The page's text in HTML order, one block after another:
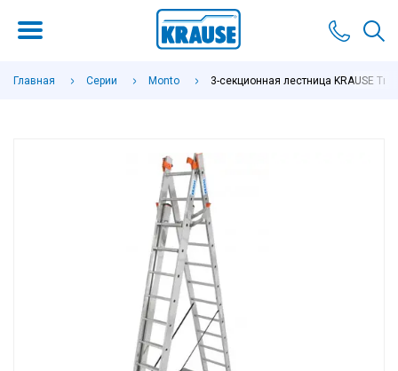
Главная Серии Monto 3-секционная лестница KRAUSE